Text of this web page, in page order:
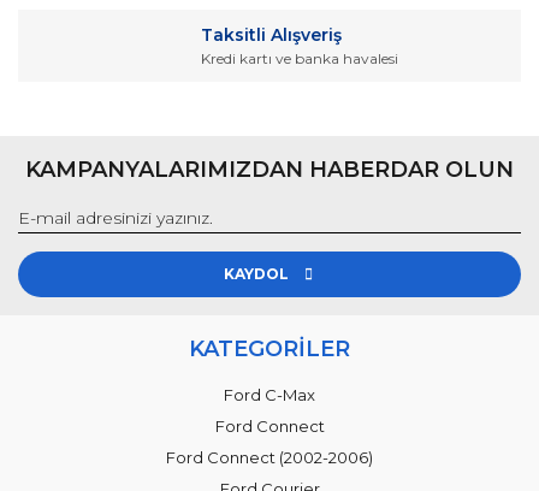
Taksitli Alışveriş
Kredi kartı ve banka havalesi
KAMPANYALARIMIZDAN HABERDAR OLUN
KAYDOL
KATEGORİLER
Ford C-Max
Ford Connect
Ford Connect (2002-2006)